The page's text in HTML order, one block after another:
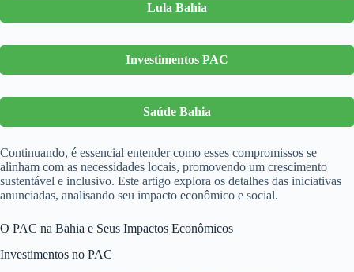
Lula Bahia
Investimentos PAC
Saúde Bahia
Continuando, é essencial entender como esses compromissos se
alinham com as necessidades locais, promovendo um crescimento
sustentável e inclusivo. Este artigo explora os detalhes das iniciativas
anunciadas, analisando seu impacto econômico e social.
O PAC na Bahia e Seus Impactos Econômicos
Investimentos no PAC